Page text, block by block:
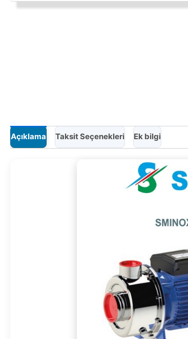
Açıklama Taksit Seçenekleri Ek bilgi